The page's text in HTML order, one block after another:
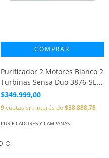
Purificador 2 Motores Blanco 2
Turbinas Sensa Duo 3876-SEZ
Spar
$349.999,00
9cuotas sin interés de $38.888,78
PURIFICADORES Y CAMPANAS